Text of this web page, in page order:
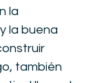
la
la buena
también